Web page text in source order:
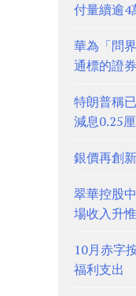
付量續逾
華為「問
通標的證
特朗普稱
減息0.25
銀價再創
翠華控股
場收入升
10月赤字
福利支出